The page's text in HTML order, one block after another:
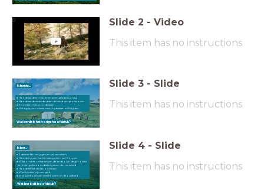
0 Slide 2 - Video
This item has no instructions
Wat leerde ik het vorige hoofdstuk?
De begrippen: schaalniveau, tijdvakken en IJstijden
Ik leerde... Slide 3 - Slide
This item has no instructions
Wat leer ik dit hoofdstuk?
3 kenmerken van jagers en verzamelaars
De indeling van het klimaatsysteem van Köppen
Waarom het ontstaan van de landbouw de grootste
en belangrijkste ontdekking is van de mensheid
Hoe de eerste steden ontstaan
Wat functies zijn van geld
Wat symbolen van macht waren in de oudheid
Ik leer... Slide 4 - Slide
This item has no instructions